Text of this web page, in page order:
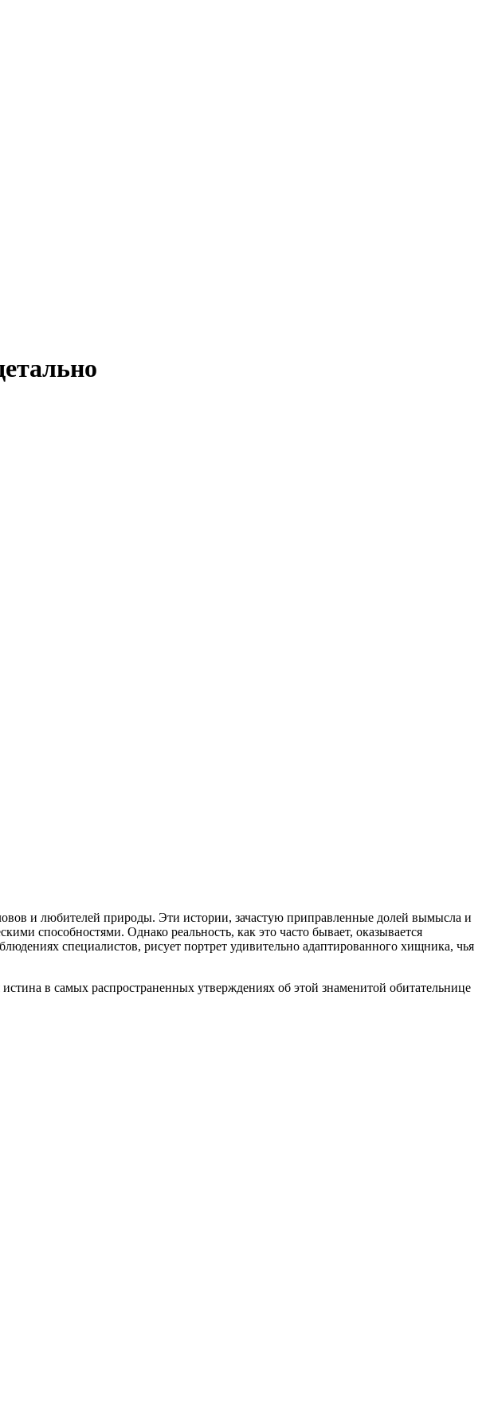
и любителей природы. Эти истории, зачастую приправленные долей вымысла и
способностями. Однако реальность, как это часто бывает, оказывается
специалистов, рисует портрет удивительно адаптированного хищника, чья
в самых распространенных утверждениях об этой знаменитой обитательнице